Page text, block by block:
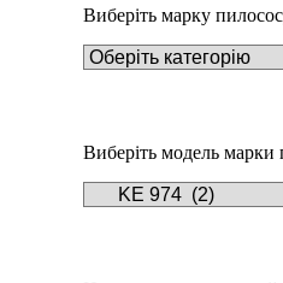
Виберіть марку
Виберіть модель марки